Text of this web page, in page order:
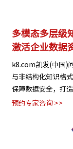
多模态多层级
激活企业数据
k8.com凯发(中国)
与非结构化知识格
保障数据安全，打
预约专家咨询 >>